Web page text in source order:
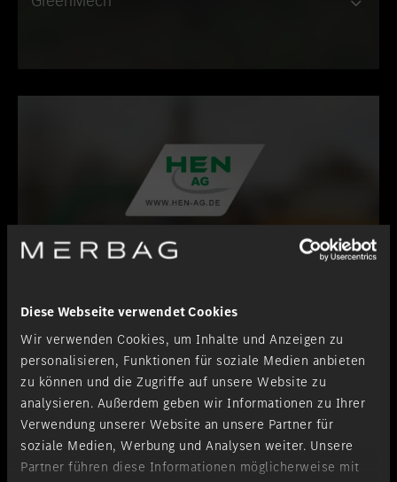
Diese Webseite verwendet Cookies
Wir verwenden Cookies, um Inhalte und Anzeigen zu
personalisieren, Funktionen für soziale Medien anbieten
zu können und die Zugriffe auf unsere Website zu
analysieren. Außerdem geben wir Informationen zu Ihrer
Verwendung unserer Website an unsere Partner für
soziale Medien, Werbung und Analysen weiter. Unsere
Partner führen diese Informationen möglicherweise mit
HEN AG